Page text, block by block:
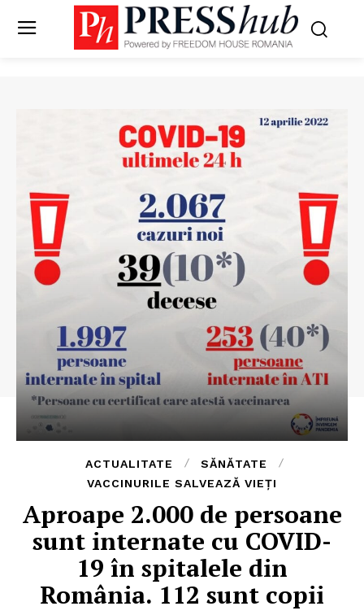
ACTUALITATE
SĂNĂTATE
VACCINURILE SALVEAZĂ VIEȚI
Aproape 2.000 de persoane
sunt internate cu COVID-
19 în spitalele din
România. 112 sunt copii